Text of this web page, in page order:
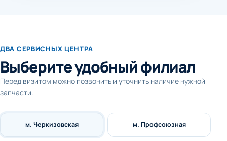
ДВА СЕРВИСНЫХ ЦЕНТРА
Выберите удобный филиал
Перед визитом можно позвонить и уточнить наличие нужной
запчасти.
м. Черкизовская м. Профсоюзная